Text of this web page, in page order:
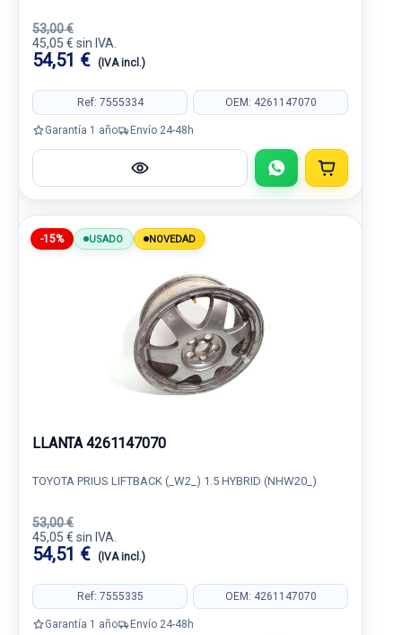
53,00 €
45,05 € sin IVA.
54,51 € (IVA incl.)
Ref: 7555334 OEM: 4261147070
Garantía 1 año Envío 24-48h
-15% USADO NOVEDAD
LLANTA 4261147070
TOYOTA PRIUS LIFTBACK (_W2_) 1.5 HYBRID (NHW20_)
53,00 €
45,05 € sin IVA.
54,51 € (IVA incl.)
Ref: 7555335 OEM: 4261147070
Garantía 1 año Envío 24-48h